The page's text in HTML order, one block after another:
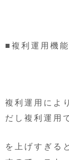
■複利運用機
複利運用によ
だし複利運用
を上げすぎる